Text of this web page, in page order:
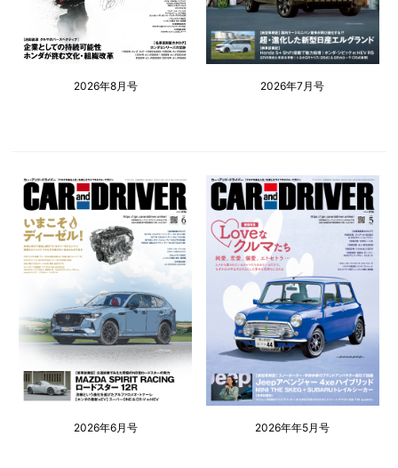
2026年8月号 2026年7月号
2026年6月号 2026年年5月号